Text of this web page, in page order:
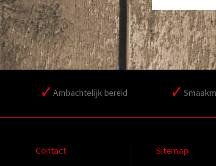
Ambachtelijk bereid
Contact Sitemap